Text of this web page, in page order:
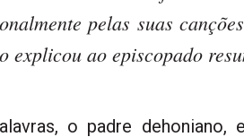
pelas suas
explicou ao episcopado
o padre